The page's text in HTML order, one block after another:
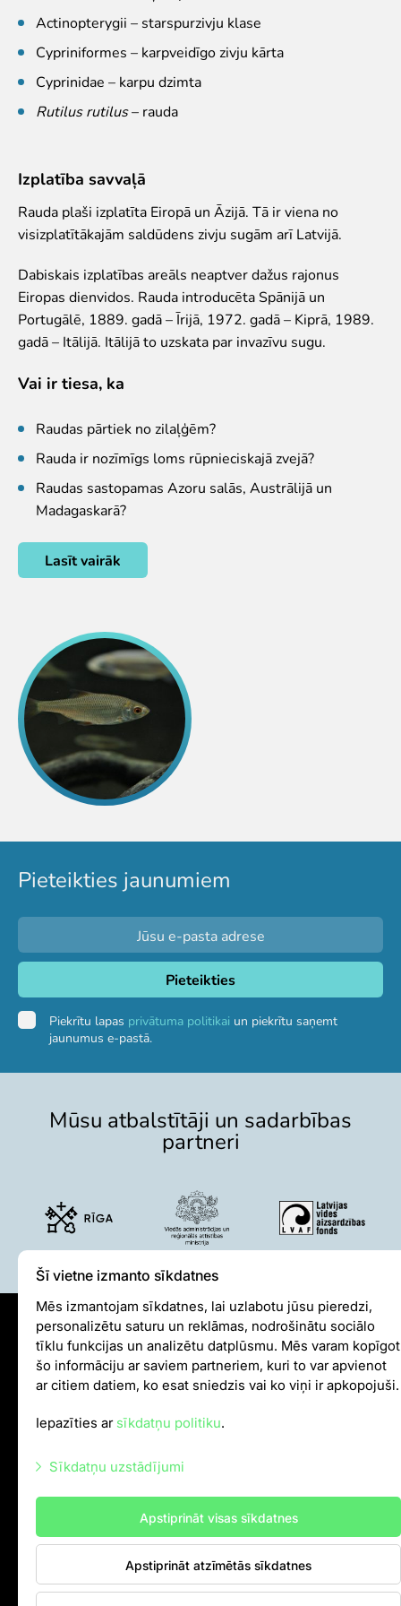
Iekšējās kārtības noteikumi
Novērtē Rīga ZOO apmeklējumu!
Jaunumi
Jaunumi
Krustvecāku programma uzņēmumiem
Krustvecāku programma privātpersonām
Biežāk uzdotie jautājumi
Ekskursijas
Atvērtās ekskursijas
Dzimšanas diena Rīga ZOO
Cik dažādi mēs esam
Visas ekskursijas
Mācību ekskursijas
Mācību nodarbības
Ekskursiju un nodarbību noteikumi
Dzīvnieki
Dzīvnieki
Lemuru tiešraide
Sliņķu tiešraide
Lauvu mājas tiešraide
Zinātne
Savvaļas dzīvnieku rehabilitācija
Atbalstītie projekti
Pētījumi un publikācijas
Izglītība
ZooSkola
Izglītības stratēģija
"Zinarium" apmeklējums
Kohēzijas fonda projekts
LVAF projekti
"Cīruļi"
Kā nokļūt "Cīruļos"
"Cīruļu" kontaktinformācija
Par mums
Misija un vērtības
Pārvaldība
Atbildīga darbība un politikas
Dalība EAZA
Vēsture
Iepirkumi
Darbības pārskati
Brīvprātīgais darbs
Actinopterygii – starspurzivju klase
Cypriniformes – karpveidīgo zivju kārta
Cyprinidae – karpu dzimta
Rutilus rutilus– rauda
Izplatība savvaļā
Rauda plaši izplatīta Eiropā un Āzijā. Tā ir viena no
visizplatītākajām saldūdens zivju sugām arī Latvijā.
Dabiskais izplatības areāls neaptver dažus rajonus
Eiropas dienvidos. Rauda introducēta Spānijā un
Portugālē, 1889. gadā – Īrijā, 1972. gadā – Kiprā, 1989.
gadā – Itālijā. Itālijā to uzskata par invazīvu sugu.
Vai ir tiesa, ka
Raudas pārtiek no zilaļģēm?
Rauda ir nozīmīgs loms rūpnieciskajā zvejā?
Raudas sastopamas Azoru salās, Austrālijā un
Madagaskarā?
Lasīt vairāk
Pieteikties jaunumiem
Piekrītu lapas privātuma politikai un piekrītu saņemt
jaunumus e-pastā.
Mūsu atbalstītāji un sadarbības
partneri
Sīkdatņu politika
Iekšējās kārtības noteikumi
Autortiesības
+37128001109,P–Pk 10.00–18.00
Meža prospekts 1, Rīga, LV-1014
Šī vietne izmanto sīkdatnes
Mēs izmantojam sīkdatnes, lai uzlabotu jūsu pieredzi,
personalizētu saturu un reklāmas, nodrošinātu sociālo
tīklu funkcijas un analizētu datplūsmu. Mēs varam kopīgot
šo informāciju ar saviem partneriem, kuri to var apvienot
ar citiem datiem, ko esat sniedzis vai ko viņi ir apkopojuši.
Iepazīties arsīkdatņu politiku.
Sīkdatņu uzstādījumi
Mārketinga sīkdatnes
Statistikas sīkdatnes
Citas sīkdatnes
Apstiprināt visas sīkdatnes
Apstiprināt atzīmētās sīkdatnes